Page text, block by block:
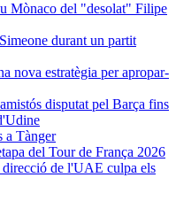
Mònaco del "desolat" Filipe
nova estratègia per apropar-
a Tànger
de l'UAE culpa els